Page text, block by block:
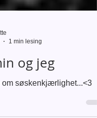
1 min lesing
og jeg
om søskenkjærlighet...<3